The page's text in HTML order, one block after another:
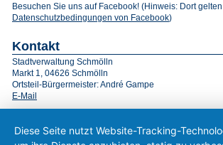
Besuchen Sie uns auf Facebook! (Hinweis: Dort
Datenschutzbedingungen von Facebook)
Kontakt
Stadtverwaltung Schmölln
Markt 1, 04626 Schmölln
Ortsteil-Bürgermeister: André Gampe
E-Mail
Diese Seite nutzt Website-Tracking-